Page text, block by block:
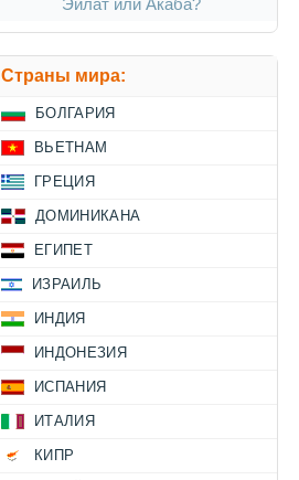
Эйлат или Акаба?
Страны мира:
БОЛГАРИЯ
ВЬЕТНАМ
ГРЕЦИЯ
ДОМИНИКАНА
ЕГИПЕТ
ИЗРАИЛЬ
ИНДИЯ
ИНДОНЕЗИЯ
ИСПАНИЯ
ИТАЛИЯ
КИПР